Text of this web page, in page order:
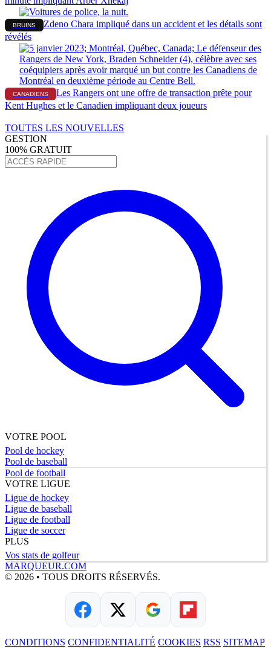
BRUINS
Zdeno Chara impliqué dans un accident et les détails sont
révélés
CANADIENS
Les Rangers ont une offre de transaction prête pour
Kent Hughes et le Canadien impliquant deux joueurs
TOUTES LES NOUVELLES
GESTION
100% GRATUIT
VOTRE POOL
Pool de hockey
Pool de baseball
Pool de football
VOTRE LIGUE
Ligue de hockey
Ligue de baseball
Ligue de football
Ligue de soccer
PLUS
Vos stats de golfeur
MARQUEUR.COM
© 2026 • TOUS DROITS RÉSERVÉS.
CONDITIONS CONFIDENTIALITÉ COOKIES RSS SITEMAP